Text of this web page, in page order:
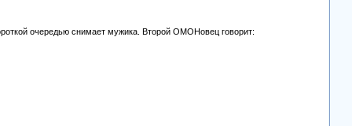
очередью снимает мужика. Второй ОМОНовец говорит: